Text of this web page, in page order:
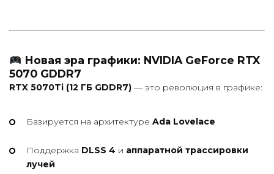
Новая эра графики: NVIDIA GeForce RTX
5070 GDDR7
RTX 5070Ti (12 ГБ GDDR7) — это революция в графике:
Базируется на архитектуре Ada Lovelace
Поддержка DLSS 4 и аппаратной трассировки
лучей